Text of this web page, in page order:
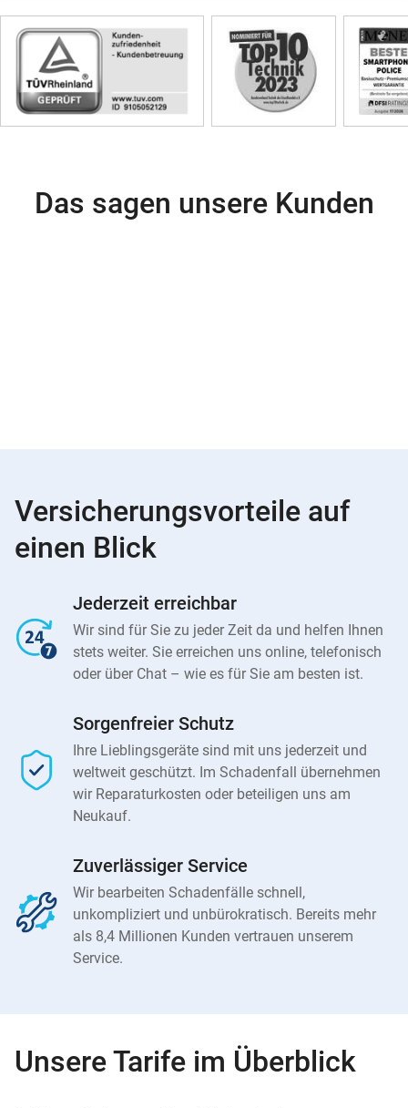
Skip
Siegel
Das sagen unsere Kunden
Versicherungsvorteile auf
einen Blick
Jederzeit erreichbar
Wir sind für Sie zu jeder Zeit da und helfen Ihnen
stets weiter. Sie erreichen uns online, telefonisch
oder über Chat – wie es für Sie am besten ist.
Sorgenfreier Schutz
Ihre Lieblingsgeräte sind mit uns jederzeit und
weltweit geschützt. Im Schadenfall übernehmen
wir Reparaturkosten oder beteiligen uns am
Neukauf.
Zuverlässiger Service
Wir bearbeiten Schadenfälle schnell,
unkompliziert und unbürokratisch. Bereits mehr
als 8,4 Millionen Kunden vertrauen unserem
Service.
Unsere Tarife im Überblick